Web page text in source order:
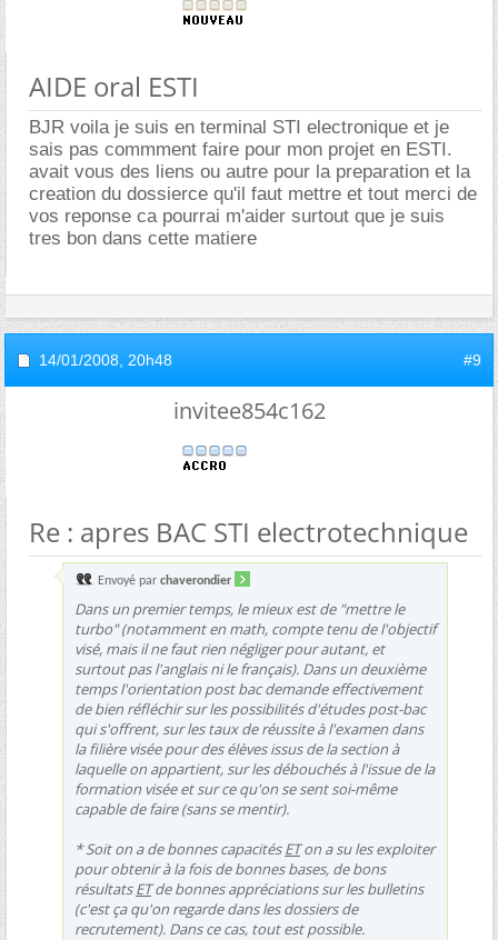
AIDE oral ESTI
BJR voila je suis en terminal STI electronique et je
sais pas commment faire pour mon projet en ESTI.
avait vous des liens ou autre pour la preparation et la
creation du dossierce qu'il faut mettre et tout merci de
vos reponse ca pourrai m'aider surtout que je suis
tres bon dans cette matiere
14/01/2008, 20h48 #9
invitee854c162
Re : apres BAC STI electrotechnique
Envoyé par chaverondier
Dans un premier temps, le mieux est de "mettre le
turbo" (notamment en math, compte tenu de l'objectif
visé, mais il ne faut rien négliger pour autant, et
surtout pas l'anglais ni le français). Dans un deuxième
temps l'orientation post bac demande effectivement
de bien réfléchir sur les possibilités d'études post-bac
qui s'offrent, sur les taux de réussite à l'examen dans
la filière visée pour des élèves issus de la section à
laquelle on appartient, sur les débouchés à l'issue de la
formation visée et sur ce qu'on se sent soi-même
capable de faire (sans se mentir).
* Soit on a de bonnes capacitésETon a su les exploiter
pour obtenir à la fois de bonnes bases, de bons
résultatsETde bonnes appréciations sur les bulletins
(c'est ça qu'on regarde dans les dossiers de
recrutement). Dans ce cas, tout est possible.